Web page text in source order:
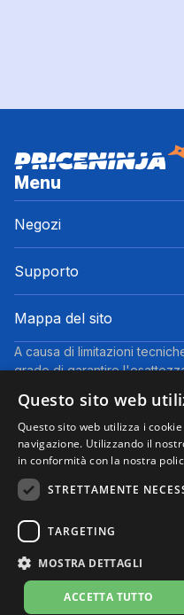
Menu
Negozi
Supporto
Mappa del sito
A causa di limitazioni
grado di garantire
informazioni fornite dai
delle attività di Price Ninja,
informazioni visualizzate su
sito web del negozio,
indicati includono tutte le
(prezzi IVA inclusa, escluse
Questo sito partecipa al
ricevere una commissione
tramite i link presenti su
© 2025 Performyze - P.IVA
Condizioni d'uso Preferenze
Questo sito web
Questo sito web utilizza i
navigazione. Utilizzando il
in conformità con la nostra
STRETTAMENTE
TARGETING
MOSTRA DETTAGLI
ACCETTA TUTTO